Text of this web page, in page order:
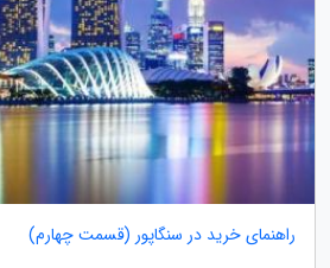
راهنمای خرید در سنگاپور (قسمت چهارم)